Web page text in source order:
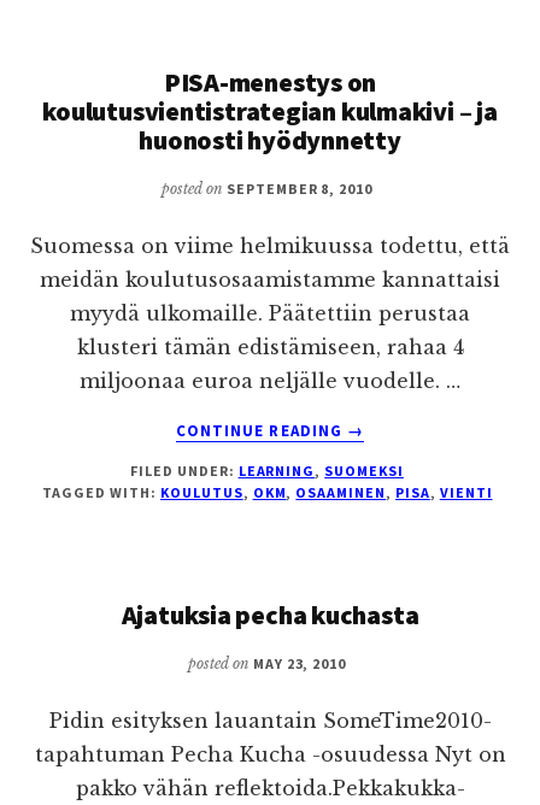
PISA-menestys on
koulutusvientistrategian kulmakivi – ja
huonosti hyödynnetty
posted on SEPTEMBER 8, 2010
Suomessa on viime helmikuussa todettu, että
meidän koulutusosaamistamme kannattaisi
myydä ulkomaille. Päätettiin perustaa
klusteri tämän edistämiseen, rahaa 4
miljoonaa euroa neljälle vuodelle. …
CONTINUE READING
ABOUT
MENESTYS
ON
JA
HYÖDYNNETTY
→
FILED UNDER: LEARNING , SUOMEKSI
TAGGED WITH: KOULUTUS, OKM, OSAAMINEN , PISA, VIENTI
Ajatuksia pecha kuchasta
posted on MAY 23, 2010
Pidin esityksen lauantain SomeTime2010-
tapahtuman Pecha Kucha -osuudessa Nyt on
pakko vähän reflektoida.Pekkakukka-